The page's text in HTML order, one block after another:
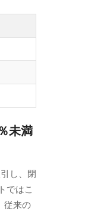
未満
し、閉
ではこ
従来の